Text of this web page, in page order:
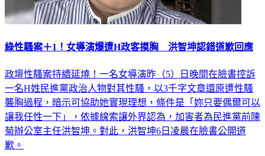
綠性騷案＋1！女導演爆遭H政客摸胸 洪智坤認錯道歉回應
政壇性騷案持續延燒！一名女導演昨（5）日晚間在臉書控訴
一名H姓民進黨政治人物對其性騷，以3千字文章還原遭性騷
襲胸過程，暗示可協助她實現理想，條件是「妳只要偶爾可以
讓我任性一下」，依據線索讓外界認為，加害者為民進黨前陳
菊辦公室主任洪智坤。對此，洪智坤6日凌晨在臉書公開道
歉。